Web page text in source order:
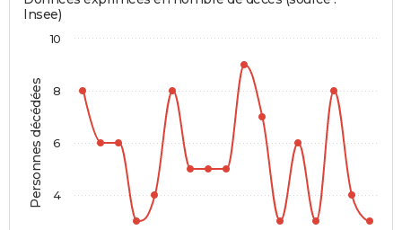
Personnes décédées
Insee)
4
6
8
10